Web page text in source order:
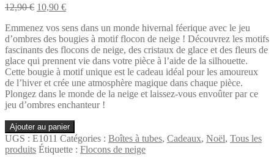
12,90€ Le
initial
était :
12,90 €.
10,90 €Le
actuel
est :
10,90 €.
Emmenez vos sens dans un monde hivernal féerique avec le jeu
d’ombres des bougies à motif flocon de neige ! Découvrez les motifs
fascinants des flocons de neige, des cristaux de glace et des fleurs de
glace qui prennent vie dans votre pièce à l’aide de la silhouette.
Cette bougie à motif unique est le cadeau idéal pour les amoureux
de l’hiver et crée une atmosphère magique dans chaque pièce.
Plongez dans le monde de la neige et laissez-vous envoûter par ce
jeu d’ombres enchanteur !
quantité
de
Flocons
Ajouter au panier
UGS : E1011 Catégories : Boîtes à tubes, Cadeaux, Noël, Tous les
produits Étiquette : Flocons de neige